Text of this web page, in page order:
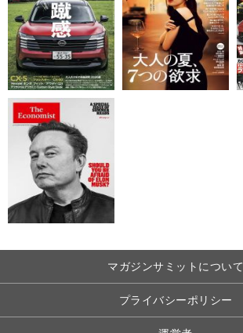
マガジンサミットについて
プライバシーポリシー